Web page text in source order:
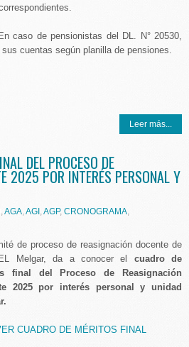
caso de pensionistas del DL. N° 20530,
cuentas según planilla de pensiones.
Leer más...
DEL PROCESO DE
2025 POR INTERÉS PERSONAL Y
,AGA,AGI ,AGP, CRONOGRAMA,
de proceso de reasignación docente de
Melgar, da a conocer el cuadro de
final del
Proceso de Reasignación
2025 por interés personal y unidad
CUADRO DE MÉRITOS FINAL